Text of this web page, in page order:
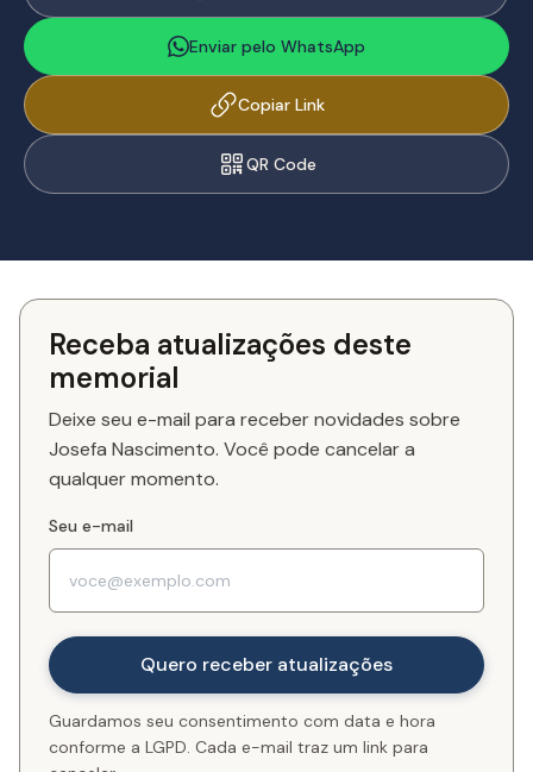
Enviar pelo WhatsApp
Copiar Link
QR Code
Receba atualizações deste
memorial
Deixe seu e-mail para receber novidades sobre
Josefa Nascimento. Você pode cancelar a
qualquer momento.
Seu e-mail
Guardamos seu consentimento com data e hora
conforme a LGPD. Cada e-mail traz um link para